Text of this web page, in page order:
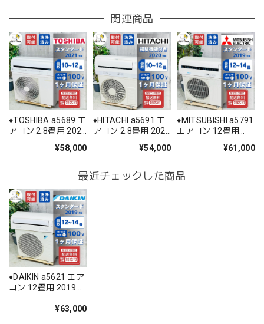
関連商品
♦️TOSHIBA a5689 エ
アコン 2.8畳用 2021
¥58,000
♦️HITACHI a5691 エ
アコン 2.8畳用 2020
¥54,000
♦️MITSUBISHI a5791
エアコン 12畳用
¥61,000
最近チェックした商品
♦️DAIKIN a5621 エア
コン 12畳用 2019年
¥63,000